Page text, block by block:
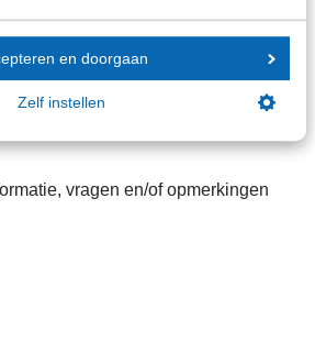
en doorgaan
Zelf instellen
der Poel
Educatie
vragen en/of opmerkingen